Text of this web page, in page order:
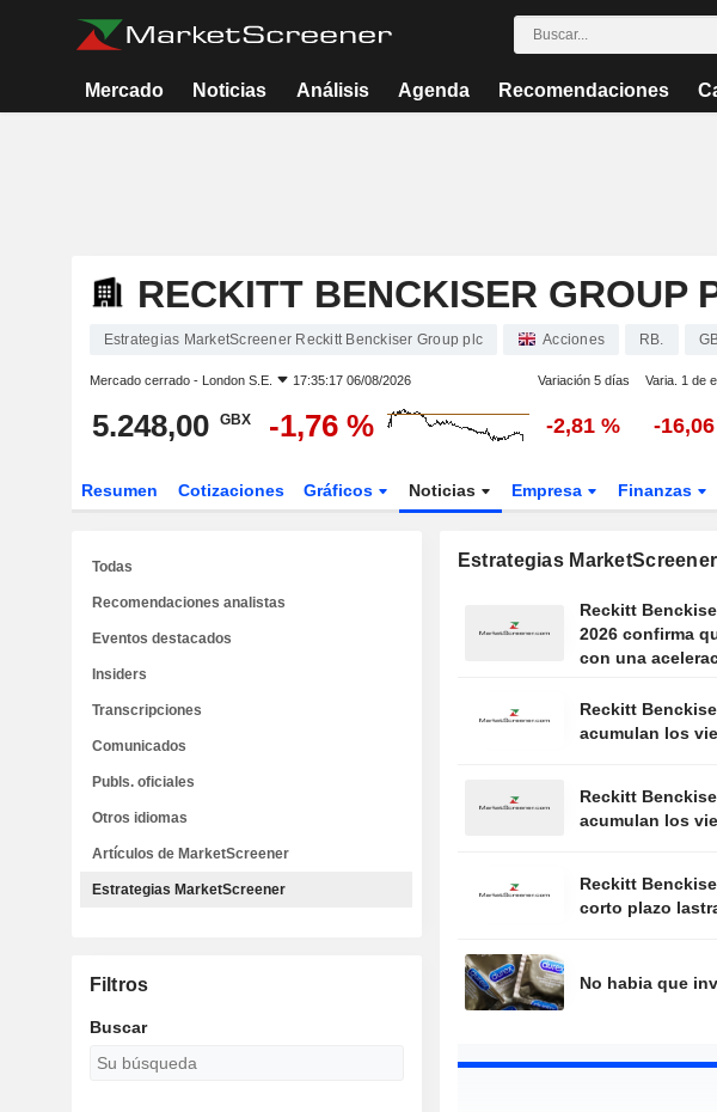
Mercado Noticias Análisis Agenda Recomendaciones
RECKITT BENCKISER GROUP
Estrategias MarketScreener Reckitt Benckiser Group plc Acciones RB.
Mercado cerrado - London S.E. 17:35:17 06/08/2026 Variación 5 días Varia. 1 de
5.248,00 GBX -1,76 % -2,81 % -
Resumen Cotizaciones Gráficos Noticias Empresa Finanzas
Estrategias MarketScreener
Reckitt
2026 confirma
con una
Reckitt
acumulan los
Reckitt
acumulan los
Reckitt
corto plazo
No habia que
Todas
Recomendaciones analistas
Eventos destacados
Insiders
Transcripciones
Comunicados
Publs. oficiales
Otros idiomas
Artículos de MarketScreener
Estrategias MarketScreener
Filtros
Buscar